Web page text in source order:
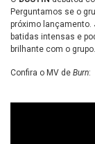
Perguntamos se o
próximo lançamento.
batidas intensas e
brilhante com o grupo.
Confira o MV de Burn: